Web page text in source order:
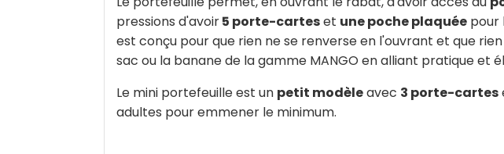
pressions d'avoir5 porte-carteset une poche plaquée pour
est conçu pour que rien ne se renverse en l'ouvrant et que
sac ou la banane de la gamme MANGO en alliant pratique et
Le mini portefeuille est un petit modèleavec 3 porte-cartes
adultes pour emmener le minimum.